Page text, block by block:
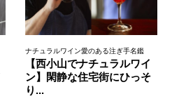
ナチュラルワイン愛のある注ぎ手名鑑
【西小山でナチュラルワイ
ン】閑静な住宅街にひっそ
り...